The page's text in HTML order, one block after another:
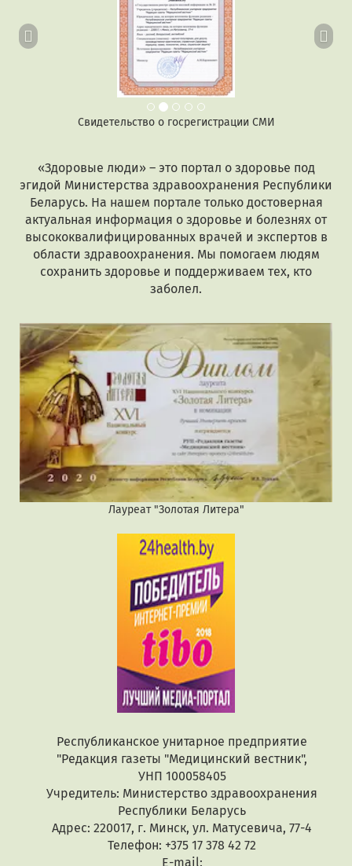
Свидетельство о госрегистрации СМИ
«Здоровые люди» – это портал о здоровье под
эгидой Министерства здравоохранения Республики
Беларусь. На нашем портале только достоверная
актуальная информация о здоровье и болезнях от
высококвалифицированных врачей и экспертов в
области здравоохранения. Мы помогаем людям
сохранить здоровье и поддерживаем тех, кто
заболел.
Лауреат "Золотая Литера"
Республиканское унитарное предприятие
"Редакция газеты "Медицинский вестник",
УНП 100058405
Учредитель: Министерство здравоохранения
Республики Беларусь
Адрес: 220017, г. Минск, ул. Матусевича, 77-4
Телефон: +375 17 378 42 72
E-mail: